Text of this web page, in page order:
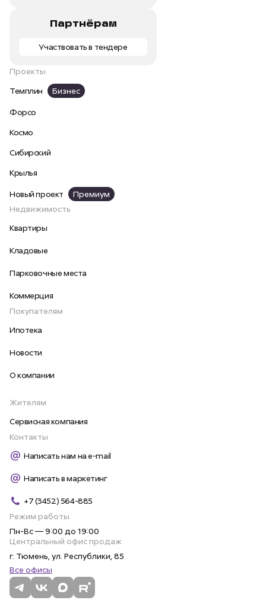
Партнёрам
Участвовать в тендере
Проекты
Темплин
Бизнес
Форсо
Космо
Сибирский
Крылья
Новый проект
Премиум
Недвижимость
Квартиры
Кладовые
Парковочные места
Коммерция
Покупателям
Ипотека
Новости
О компании
Жителям
Сервисная компания
Контакты
Написать нам на e-mail
Написать в маркетинг
+7 (3452) 564-885
Режим работы
Пн-Вс — 9:00 до 19:00
Центральный офис продаж
г. Тюмень, ул. Республики, 85
Все офисы